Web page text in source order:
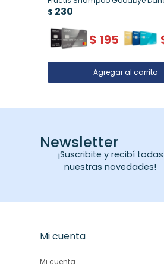
$ 230
$ 195
Newsletter
¡Suscribite y recibí todas
nuestras novedades!
Mi cuenta
Mi cuenta